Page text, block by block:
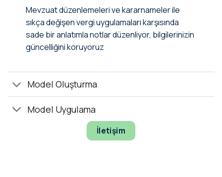
Mevzuat düzenlemeleri ve kararnameler ile
sıkça değişen vergi uygulamaları karşısında
sade bir anlatımla notlar düzenliyor, bilgilerinizin
güncelliğini koruyoruz
Model Oluşturma
Model Uygulama
İletişim